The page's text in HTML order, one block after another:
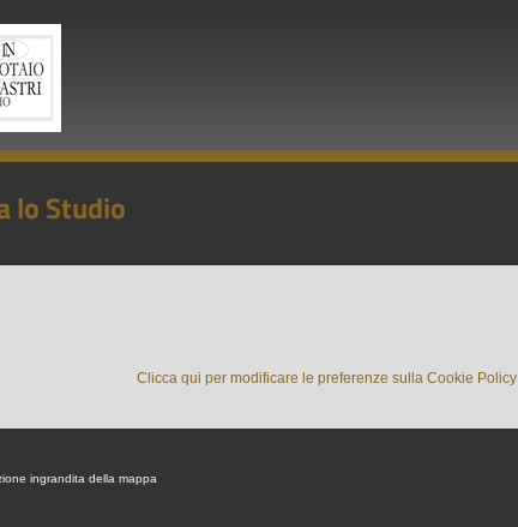
lo Studio
Clicca qui per modificare le preferenze sulla Cookie Policy
ingrandita della mappa